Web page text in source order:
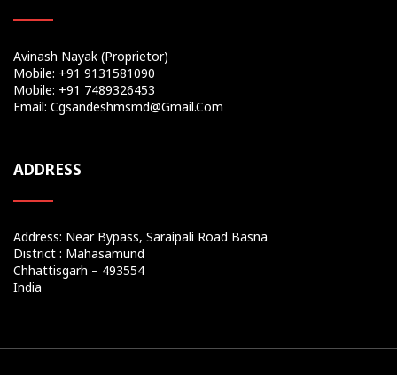
Avinash Nayak (Proprietor)
Mobile: +91 9131581090
Mobile: +91 7489326453
Email: Cgsandeshmsmd@gmail.com
ADDRESS
Address: Near Bypass, Saraipali Road Basna
District : Mahasamund
Chhattisgarh – 493554
India